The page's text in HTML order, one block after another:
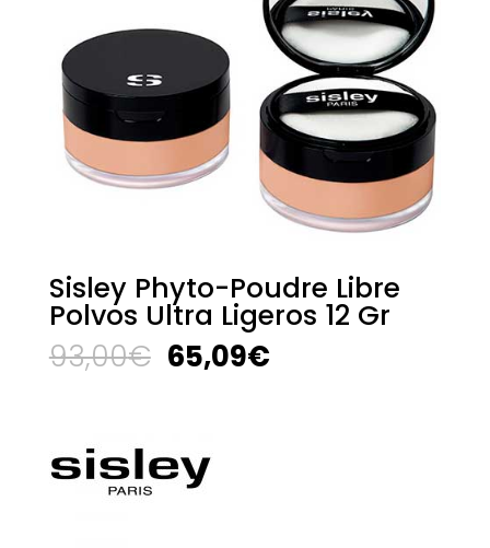
Sisley Phyto-Poudre Libre
Polvos Ultra Ligeros 12 Gr
93,00€ El
precio
93,00€.
65,09€El